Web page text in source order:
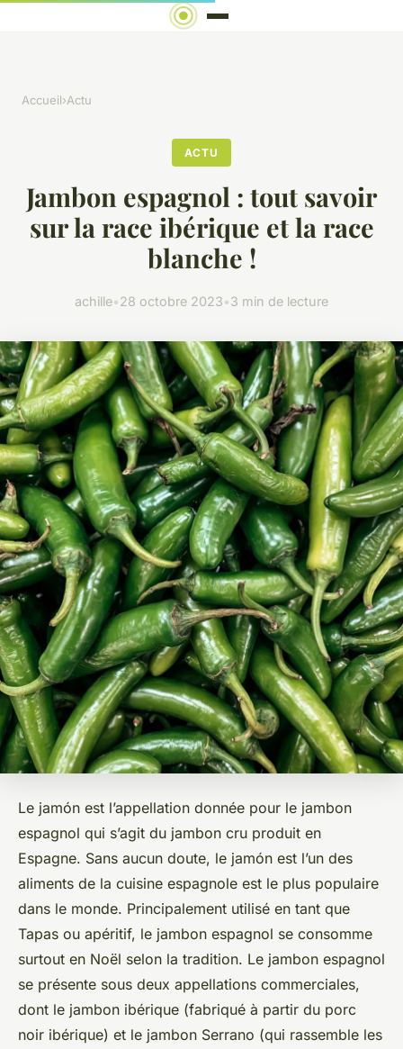
Accueil›Actu
ACTU
Jambon espagnol : tout savoir
sur la race ibérique et la race
blanche !
achille•28 octobre 2023•3 min de lecture
Le jamón est l’appellation donnée pour le jambon
espagnol qui s’agit du jambon cru produit en
Espagne. Sans aucun doute, le jamón est l’un des
aliments de la cuisine espagnole est le plus populaire
dans le monde. Principalement utilisé en tant que
Tapas ou apéritif, le jambon espagnol se consomme
surtout en Noël selon la tradition. Le jambon espagnol
se présente sous deux appellations commerciales,
dont le jambon ibérique (fabriqué à partir du porc
noir ibérique) et le jambon Serrano (qui rassemble les